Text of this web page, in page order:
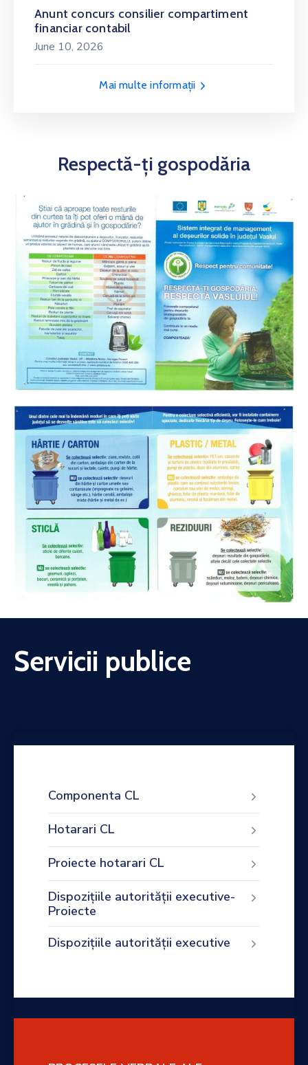
Anunt concurs consilier compartiment
financiar contabil
June 10, 2026
Mai multe informații
Respectă-ți gospodăria
Servicii publice
Componenta CL
Hotarari CL
Proiecte hotarari CL
Dispozițiile autorității executive-
Proiecte
Dispozițiile autorității executive